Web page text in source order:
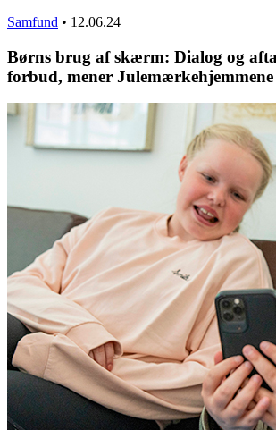
Samfund • 12.06.24
Børns brug af skærm: Dialog og
forbud, mener Julemærkehjemmene